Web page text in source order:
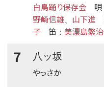
白鳥踊り保存会
唄
野崎信雄 山下進
子
笛 ： 美濃島繁治
7
八ッ坂
やっさか